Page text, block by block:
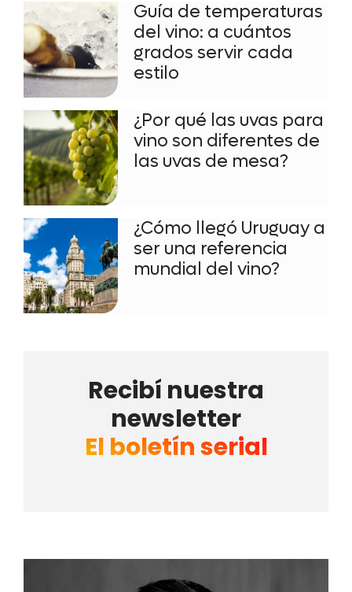
Guía de temperaturas
del vino: a cuántos
grados servir cada
estilo
¿Por qué las uvas para
vino son diferentes de
las uvas de mesa?
¿Cómo llegó Uruguay a
ser una referencia
mundial del vino?
Recibí nuestra
newsletter
El boletín serial